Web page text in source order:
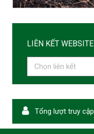
LIÊN KẾT WEBSITE
Tổng lượt truy cập